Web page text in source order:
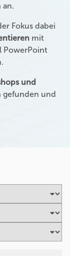
an.
Fokus dabei
mit
PowerPoint
und
gefunden und